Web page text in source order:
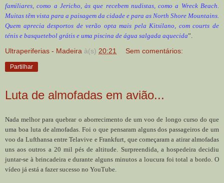
familiares, como a Jericho, às que recebem nudistas, como a Wreck Beach.
Muitas têm vista para a paisagem da cidade e para as North Shore Mountains.
Quem aprecia desportos de verão opta mais pela Kitsilano, com courts de
ténis e basquetebol grátis e uma piscina de água salgada aquecida”.
Ultraperiferias - Madeira à(s) 20:21 Sem comentários:
Partilhar
Luta de almofadas em avião...
Nada melhor para quebrar o aborrecimento de um voo de longo curso do que
uma boa luta de almofadas. Foi o que pensaram alguns dos passageiros de um
voo da Lufthansa entre Telavive e Frankfurt, que começaram a atirar almofadas
uns aos outros a 20 mil pés de altitude. Surpreendida, a hospedeira decidiu
juntar-se à brincadeira e durante alguns minutos a loucura foi total a bordo. O
vídeo já está a fazer sucesso no YouTube.